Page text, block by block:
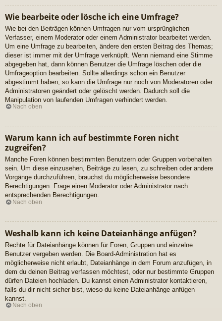
Wie bearbeite oder lösche ich eine Umfrage?
Wie bei den Beiträgen können Umfragen nur vom ursprünglichen
Verfasser, einem Moderator oder einem Administrator bearbeitet werden.
Um eine Umfrage zu bearbeiten, ändere den ersten Beitrag des Themas;
dieser ist immer mit der Umfrage verknüpft. Wenn niemand eine Stimme
abgegeben hat, dann können Benutzer die Umfrage löschen oder die
Umfrageoption bearbeiten. Sollte allerdings schon ein Benutzer
abgestimmt haben, so kann die Umfrage nur noch von Moderatoren oder
Administratoren geändert oder gelöscht werden. Dadurch soll die
Manipulation von laufenden Umfragen verhindert werden.
Nach oben
Warum kann ich auf bestimmte Foren nicht
zugreifen?
Manche Foren können bestimmten Benutzern oder Gruppen vorbehalten
sein. Um diese einzusehen, Beiträge zu lesen, zu schreiben oder andere
Vorgänge durchzuführen, brauchst du möglicherweise besondere
Berechtigungen. Frage einen Moderator oder Administrator nach
entsprechenden Berechtigungen.
Nach oben
Weshalb kann ich keine Dateianhänge anfügen?
Rechte für Dateianhänge können für Foren, Gruppen und einzelne
Benutzer vergeben werden. Die Board-Administration hat es
möglicherweise nicht erlaubt, Dateianhänge in dem Forum anzufügen, in
dem du deinen Beitrag verfassen möchtest, oder nur bestimmte Gruppen
dürfen Dateien hochladen. Du kannst einen Administrator kontaktieren,
falls du dir nicht sicher bist, wieso du keine Dateianhänge anfügen
kannst.
Nach oben